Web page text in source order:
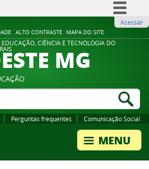
ALTO CONTRASTE MAPA DO SITE
Comunica BR
Participe
Legislação
Acessar
CIÊNCIA E TECNOLOGIA DO
MG
Perguntas frequentes Comunicação Social